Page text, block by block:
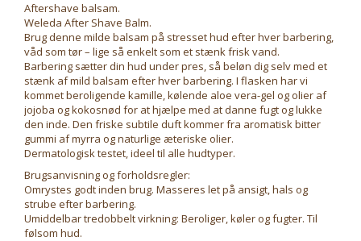
Aftershave balsam.
Weleda After Shave Balm.
Brug denne milde balsam på stresset hud efter hver barbering,
våd som tør – lige så enkelt som et stænk frisk vand.
Barbering sætter din hud under pres, så beløn dig selv med et
stænk af mild balsam efter hver barbering. I flasken har vi
kommet beroligende kamille, kølende aloe vera-gel og olier af
jojoba og kokosnød for at hjælpe med at danne fugt og lukke
den inde. Den friske subtile duft kommer fra aromatisk bitter
gummi af myrra og naturlige æteriske olier.
Dermatologisk testet, ideel til alle hudtyper.
Brugsanvisning og forholdsregler:
Omrystes godt inden brug. Masseres let på ansigt, hals og
strube efter barbering.
Umiddelbar tredobbelt virkning: Beroliger, køler og fugter. Til
følsom hud.